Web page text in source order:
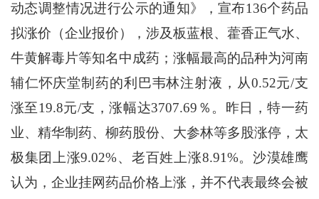
动态调整情况进行公示的通知》，宣布136个药品
拟涨价（企业报价），涉及板蓝根、藿香正气水、
牛黄解毒片等知名中成药；涨幅最高的品种为河南
辅仁怀庆堂制药的利巴韦林注射液，从0.52元/支
涨至19.8元/支，涨幅达3707.69％。昨日，特一药
业、精华制药、柳药股份、大参林等多股涨停，太
极集团上涨9.02%、老百姓上涨8.91%。沙漠雄鹰
认为，企业挂网药品价格上涨，并不代表最终会被